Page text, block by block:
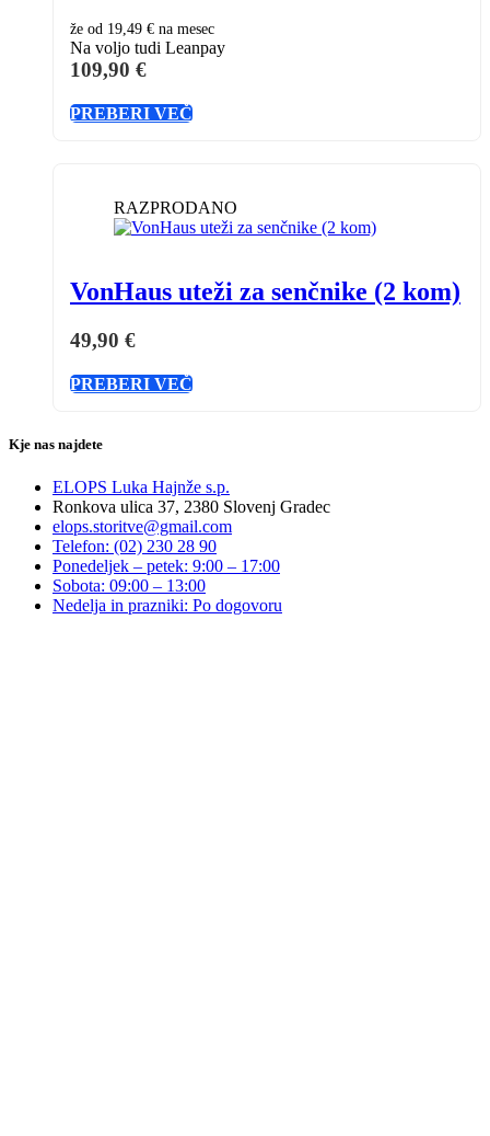
že od 19,49 € na mesec
Na voljo tudi Leanpay
109,90 €
PREBERI VEČ
RAZPRODANO
VonHaus uteži za senčnike (2 kom)
49,90 €
PREBERI VEČ
Kje nas najdete
ELOPS Luka Hajnže s.p.
Ronkova ulica 37, 2380 Slovenj Gradec
elops.storitve@gmail.com
Telefon: (02) 230 28 90
Ponedeljek – petek: 9:00 – 17:00
Sobota: 09:00 – 13:00
Nedelja in prazniki: Po dogovoru